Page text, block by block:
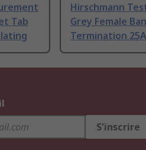
Tab
Hirschmann
Grey Female
Termination
S'inscrire